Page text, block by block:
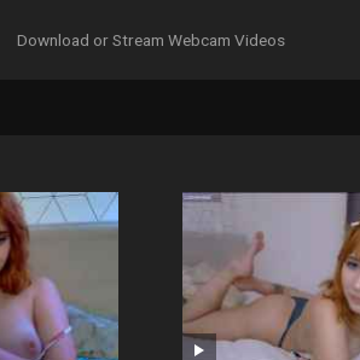
Download or Stream Webcam Videos